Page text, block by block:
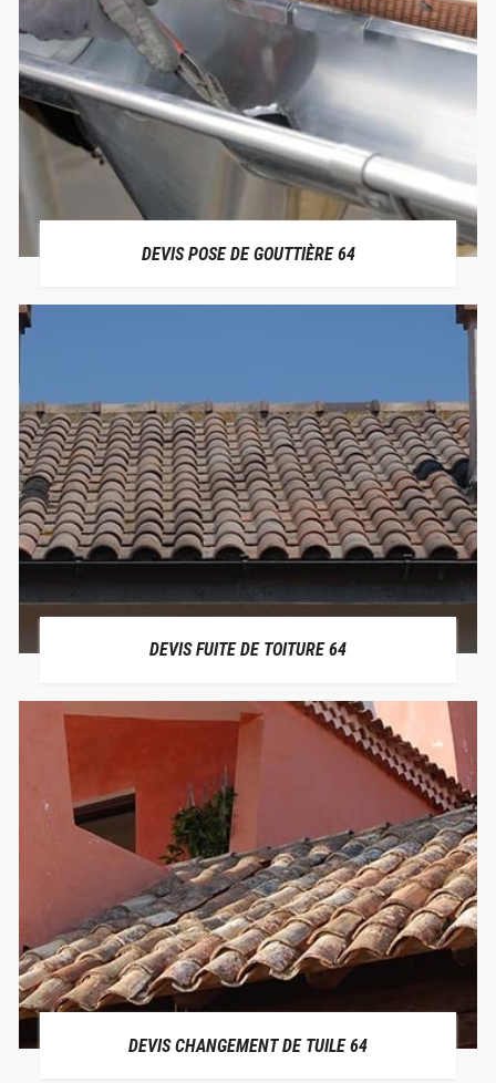
DEVIS POSE DE GOUTTIÈRE 64
DEVIS FUITE DE TOITURE 64
DEVIS CHANGEMENT DE TUILE 64